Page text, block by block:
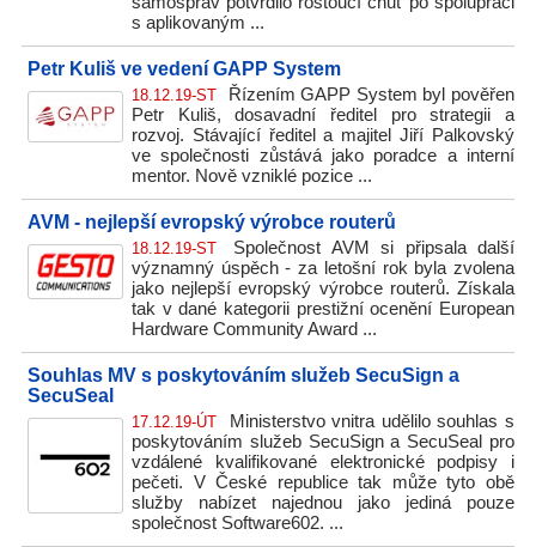
s aplikovaným ...
Petr Kuliš ve vedení GAPP System
18.12.19-ST
Řízením GAPP System byl pověřen
Petr Kuliš, dosavadní ředitel pro strategii a
rozvoj. Stávající ředitel a majitel Jiří Palkovský
ve společnosti zůstává jako poradce a interní
mentor. Nově vzniklé pozice ...
AVM - nejlepší evropský výrobce routerů
18.12.19-ST
Společnost AVM si připsala další
významný úspěch - za letošní rok byla zvolena
jako nejlepší evropský výrobce routerů. Získala
tak v dané kategorii prestižní ocenění European
Hardware Community Award ...
Souhlas MV s poskytováním služeb SecuSign a
SecuSeal
17.12.19-ÚT
Ministerstvo vnitra udělilo souhlas s
poskytováním služeb SecuSign a SecuSeal pro
vzdálené kvalifikované elektronické podpisy i
pečeti. V České republice tak může tyto obě
služby nabízet najednou jako jediná pouze
společnost Software602. ...